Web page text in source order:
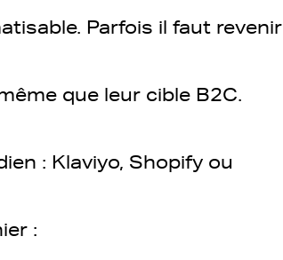
Parfois il faut revenir
que leur cible B2C.
: Klaviyo, Shopify ou
: